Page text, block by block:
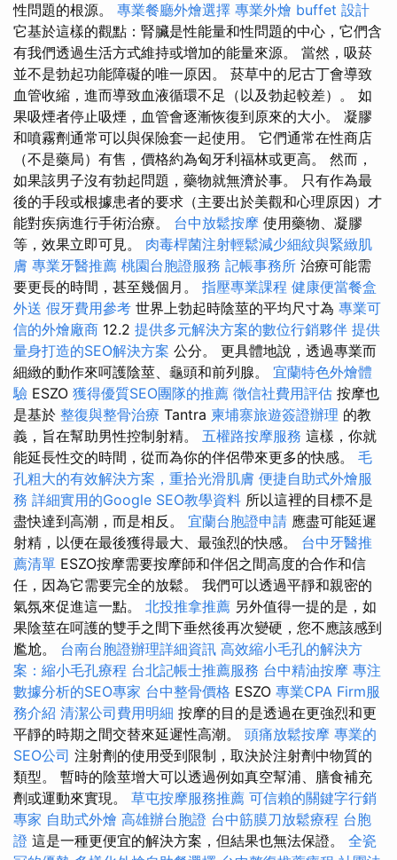
性問題的根源。 專業餐廳外燴選擇 專業外燴 buffet 設計
它基於這樣的觀點：腎臟是性能量和性問題的中心，它們含
有我們透過生活方式維持或增加的能量來源。 當然，吸菸
並不是勃起功能障礙的唯一原因。 菸草中的尼古丁會導致
血管收縮，進而導致血液循環不足（以及勃起較差）。 如
果吸煙者停止吸煙，血管會逐漸恢復到原來的大小。 凝膠
和噴霧劑通常可以與保險套一起使用。 它們通常在性商店
（不是藥局）有售，價格約為匈牙利福林或更高。 然而，
如果該男子沒有勃起問題，藥物就無濟於事。 只有作為最
後的手段或根據患者的要求（主要出於美觀和心理原因）才
能對疾病進行手術治療。 台中放鬆按摩 使用藥物、凝膠
等，效果立即可見。 肉毒桿菌注射輕鬆減少細紋與緊緻肌
膚 專業牙醫推薦 桃園台胞證服務 記帳事務所 治療可能需
要更長的時間，甚至幾個月。 指壓專業課程 健康便當餐盒
外送 假牙費用參考 世界上勃起時陰莖的平均尺寸為 專業可
信的外燴廠商 12.2 提供多元解決方案的數位行銷夥伴 提供
量身打造的SEO解決方案 公分。 更具體地說，透過專業而
細緻的動作來呵護陰莖、龜頭和前列腺。 宜蘭特色外燴體
驗 ESZO 獲得優質SEO團隊的推薦 徵信社費用評估 按摩也
是基於 整復與整骨治療 Tantra 柬埔寨旅遊簽證辦理 的教
義，旨在幫助男性控制射精。 五權路按摩服務 這樣，你就
能延長性交的時間，從而為你的伴侶帶來更多的快感。 毛
孔粗大的有效解決方案，重拾光滑肌膚 便捷自助式外燴服
務 詳細實用的Google SEO教學資料 所以這裡的目標不是
盡快達到高潮，而是相反。 宜蘭台胞證申請 應盡可能延遲
射精，以便在最後獲得最大、最強烈的快感。 台中牙醫推
薦清單 ESZO按摩需要按摩師和伴侶之間高度的合作和信
任，因為它需要完全的放鬆。 我們可以透過平靜和親密的
氣氛來促進這一點。 北投推拿推薦 另外值得一提的是，如
果陰莖在呵護的雙手之間下垂然後再次變硬，您不應該感到
尷尬。 台南台胞證辦理詳細資訊 高效縮小毛孔的解決方
案：縮小毛孔療程 台北記帳士推薦服務 台中精油按摩 專注
數據分析的SEO專家 台中整骨價格 ESZO 專業CPA Firm服
務介紹 清潔公司費用明細 按摩的目的是透過在更強烈和更
平靜的時期之間交替來延遲性高潮。 頭痛放鬆按摩 專業的
SEO公司 注射劑的使用受到限制，取決於注射劑中物質的
類型。 暫時的陰莖增大可以透過例如真空幫浦、膳食補充
劑或運動來實現。 草屯按摩服務推薦 可信賴的關鍵字行銷
專家 自助式外燴 高雄辦台胞證 台中筋膜刀放鬆療程 台胞
證 這是一種更便宜的解決方案，但結果也無法保證。 全瓷